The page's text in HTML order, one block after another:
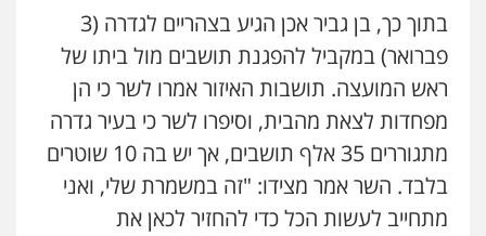
בתוך כך, בן גביר אכן הגיע בצהריים לגדרה (3
פברואר) במקביל להפגנת תושבים מול ביתו של
ראש המועצה. תושבות האיזור אמרו לשר כי הן
מפחדות לצאת מהבית, וסיפרו לשר כי בעיר גדרה
מתגוררים 35 אלף תושבים, אך יש בה 10 שוטרים
בלבד. השר אמר מצידו: "זה במשמרת שלי, ואני
מתחייב לעשות הכל כדי להחזיר לכאן את